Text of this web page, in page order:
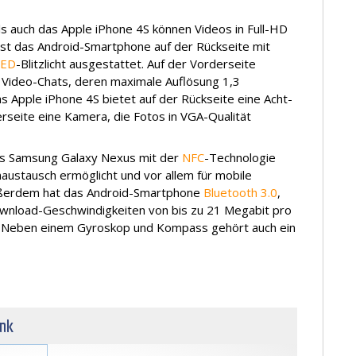
auch das Apple iPhone 4S können Videos in Full-HD
das Android-Smartphone auf der Rückseite mit
-Blitzlicht ausgestattet. Auf der Vorderseite
Chats, deren maximale Auflösung 1,3
Apple iPhone 4S bietet auf der Rückseite eine Acht-
eine Kamera, die Fotos in VGA-Qualität
Samsung Galaxy Nexus mit der NFC-Technologie
ermöglicht und vor allem für mobile
hat das Android-Smartphone Bluetooth 3.0,
Geschwindigkeiten von bis zu 21 Megabit pro
einem Gyroskop und Kompass gehört auch ein